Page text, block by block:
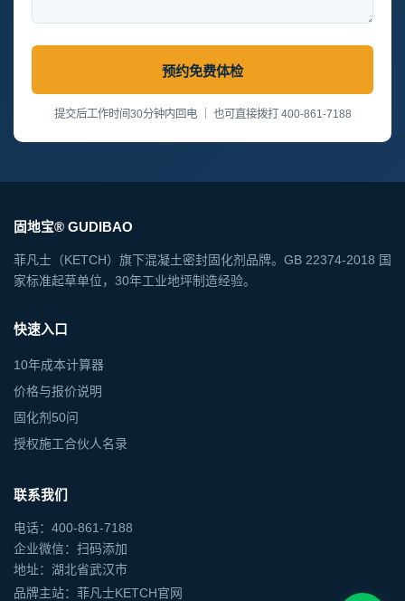
预约免费体检
提交后工作时间30分钟内回电 ｜ 也可直接拨打 400-861-7188
固地宝® GUDIBAO
菲凡士（KETCH）旗下混凝土密封固化剂品牌。GB 22374-2018 国
家标准起草单位，30年工业地坪制造经验。
快速入口
10年成本计算器
价格与报价说明
固化剂50问
授权施工合伙人名录
联系我们
电话：400-861-7188
企业微信：扫码添加
地址：湖北省武汉市
品牌主站：菲凡士KETCH官网